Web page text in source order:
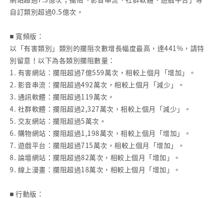
自訂類別超過0.5億次。
■ 寬頻版：
以「有害類別」類別的攔阻次數增長幅度最高，達441%，請特
別留意！以下為各類別攔阻數量：
1. 有害網站：攔阻超過7億559萬次，相較上個月「增加」。
2. 影音串流：攔阻超過492萬次，相較上個月「減少」。
3. 通訊軟體：攔阻超過119萬次。
4. 社群軟體：攔阻超過2,327萬次，相較上個月「減少」。
5. 交友網站：攔阻超過5萬次。
6. 購物網站：攔阻超過1,198萬次，相較上個月「增加」。
7. 遊戲平台：攔阻超過715萬次，相較上個月「增加」。
8. 論壇網站：攔阻超過82萬次，相較上個月「增加」。
9. 線上漫畫：攔阻超過18萬次，相較上個月「增加」。
■ 行動版：